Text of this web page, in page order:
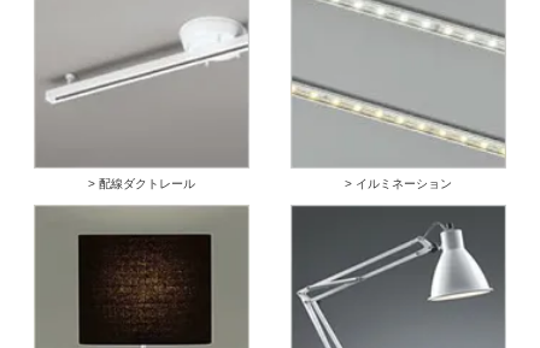
> 配線ダクトレール > イルミネーション